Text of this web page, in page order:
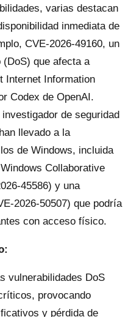
varias destacan
inmediata de
CVE-2026-49160, un
que afecta a
Internet Information
Codex de OpenAI.
de seguridad
llevado a la
de Windows, incluida
Collaborative
45586) y una
2026-50507) que podría
con acceso físico.
vulnerabilidades DoS
provocando
y pérdida de